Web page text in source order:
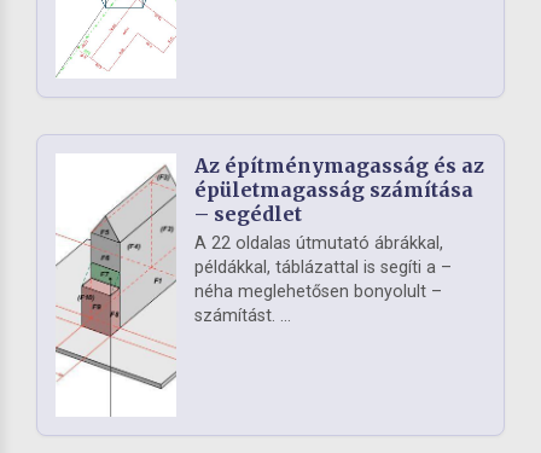
Az építménymagasság és az
épületmagasság számítása
– segédlet
A 22 oldalas útmutató ábrákkal,
példákkal, táblázattal is segíti a –
néha meglehetősen bonyolult –
számítást. ...